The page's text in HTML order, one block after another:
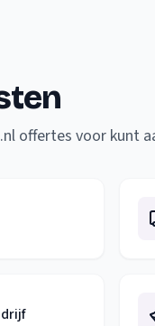
offertes voor kunt